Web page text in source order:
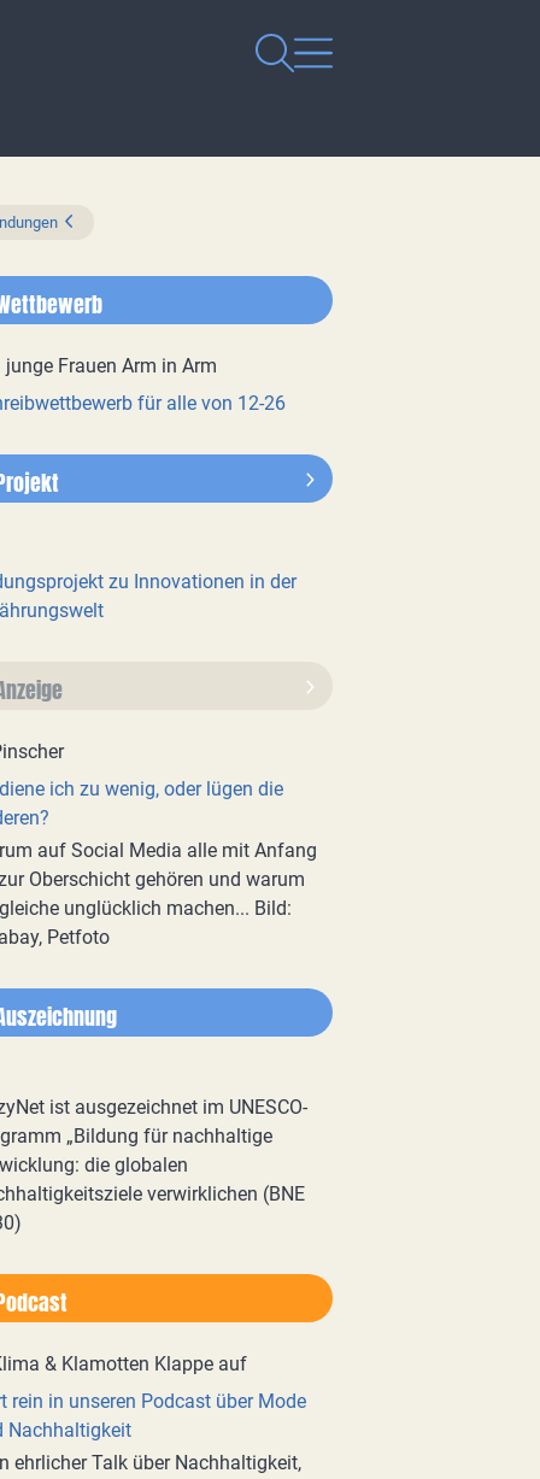
für alle von 12-26
zu Innovationen in der
ich zu wenig, oder lügen die
auf Social Media alle mit Anfang
Oberschicht gehören und warum
unglücklich machen... Bild:
Petfoto
ist ausgezeichnet im UNESCO-
„Bildung für nachhaltige
die globalen
verwirklichen (BNE
rein in unseren Podcast über Mode
Nachhaltigkeit
ehrlicher Talk über Nachhaltigkeit,